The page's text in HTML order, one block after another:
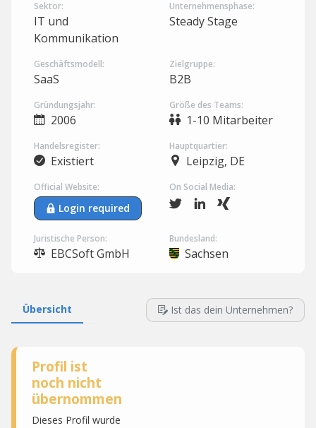
Sektor:
IT und
Kommunikation
Unternehmensphase:
Steady Stage
Geschäftsmodell:
SaaS
Zielgruppe:
B2B
Gründungsjahr:
2006
Größe des Teams:
1-10 Mitarbeiter
Handelsregister:
Existiert
Hauptquartier:
Leipzig, DE
Official Website:
Login required
On Social Media:
Juristische Person:
EBCSoft GmbH
Bundesland:
Sachsen
Übersicht Ist das dein Unternehmen?
Profil ist
noch nicht
übernommen
Dieses Profil wurde